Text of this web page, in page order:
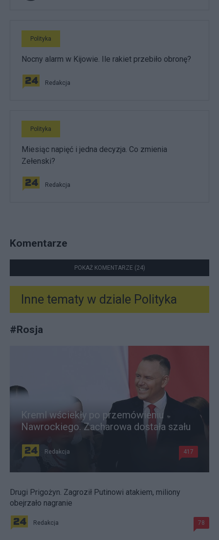
Polityka
Nocny alarm w Kijowie. Ile rakiet przebiło obronę?
Redakcja
Polityka
Miesiąc napięć i jedna decyzja. Co zmienia
Zełenski?
Redakcja
Komentarze
POKAŻ KOMENTARZE (24)
Inne tematy w dziale Polityka
#Rosja
Kreml wściekły po przemówieniu
Nawrockiego. Zacharowa dostała szału
Redakcja 417
Drugi Prigożyn. Zagroził Putinowi atakiem, miliony
obejrzało nagranie
Redakcja 78